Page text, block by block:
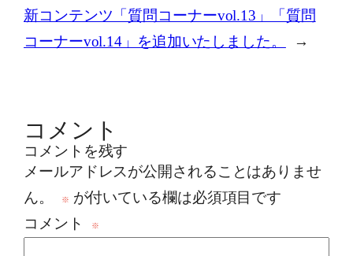
新コンテンツ「質問コーナーvol.13」「質問
コーナーvol.14」を追加いたしました。
→
コメント
コメントを残す
メールアドレスが公開されることはありませ
ん。
※
が付いている欄は必須項目です
コメント
※